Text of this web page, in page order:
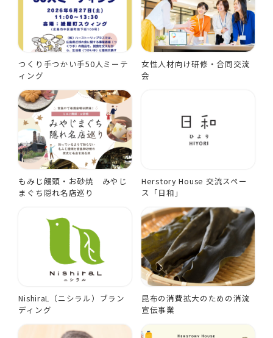
つくり手つかい手50人ミーテ
ィング
女性人材向け研修・合同交流
会
もみじ饅頭・お砂焼 みやじ
まぐち隠れ名店巡り
Herstory House 交流スペー
ス「日和」
NishiraL（ニシラル）ブラン
ディング
昆布の消費拡大のための消流
宣伝事業